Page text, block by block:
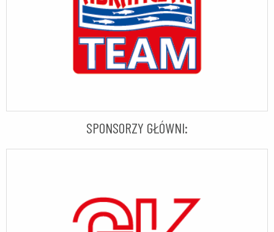
SPONSORZY GŁÓWNI: